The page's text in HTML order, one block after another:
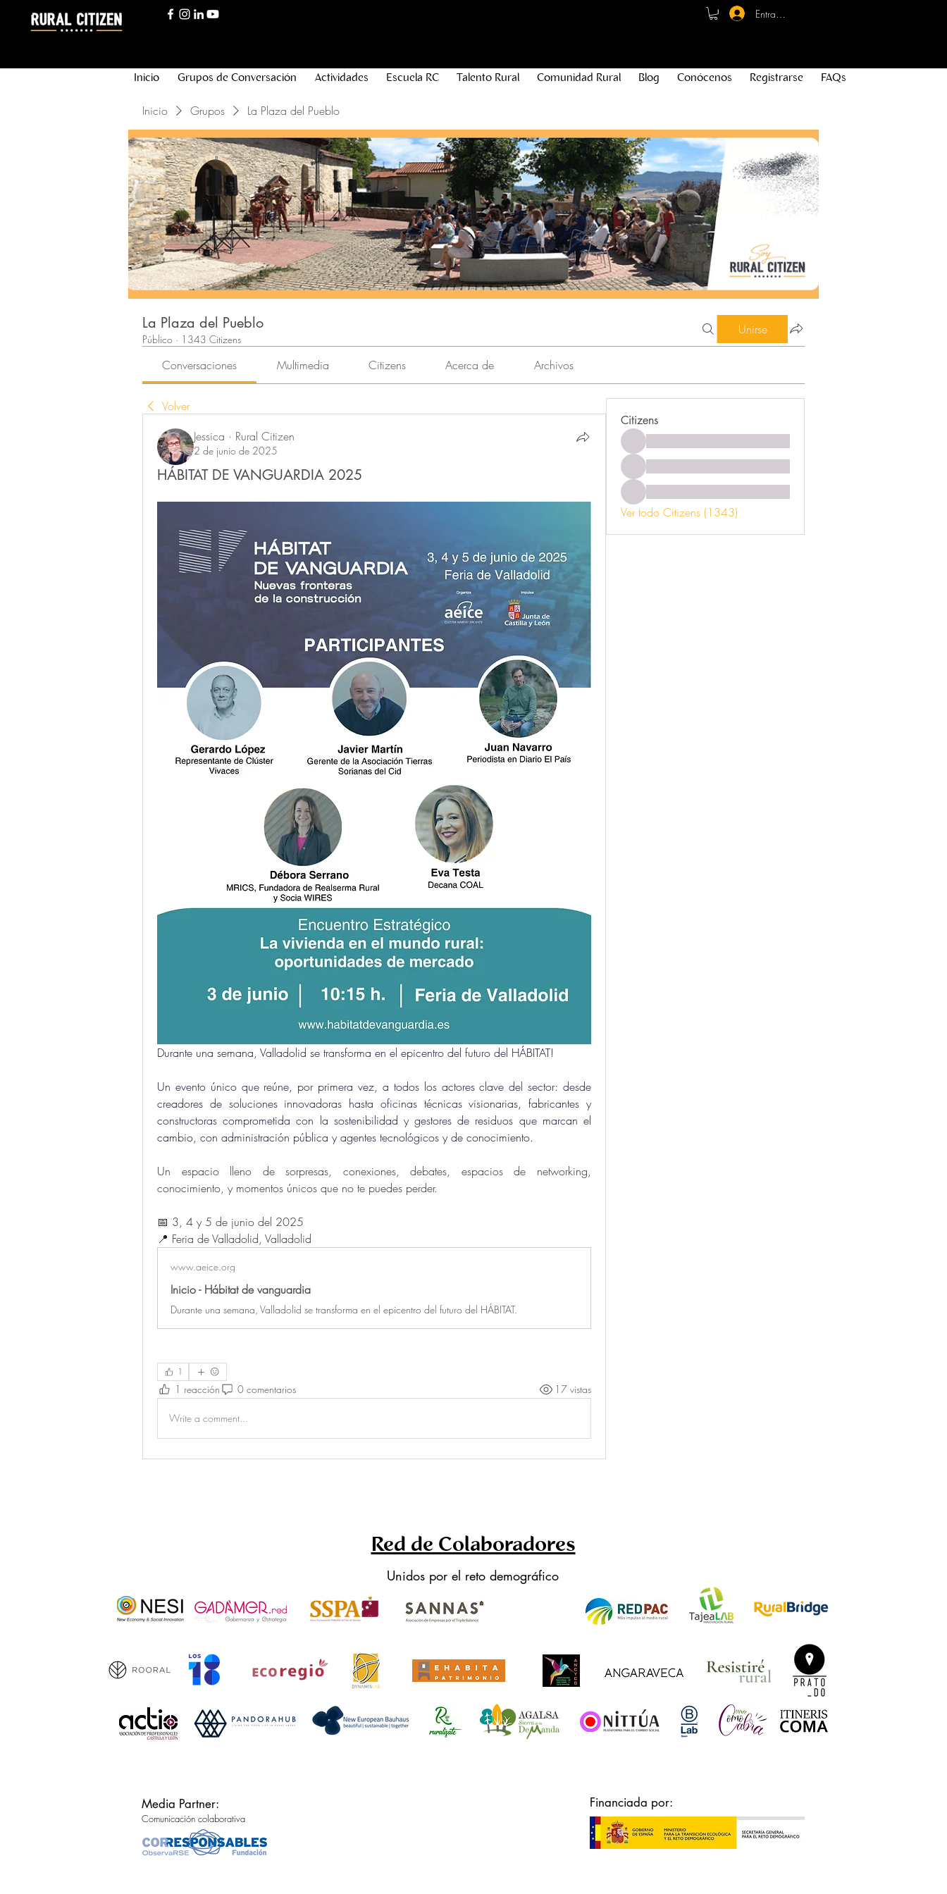
Entrar - Registro
Inicio Grupos de Conversación Actividades Escuela RC Talento Rural Comunidad Rural Blog Conócenos Registrarse FAQs
Inicio Grupos La Plaza del Pueblo
La Plaza del Pueblo
Público · 1343 Citizens
Unirse
Conversaciones Multimedia Citizens Acerca de Archivos
Volver
Jessica · Rural Citizen
2 de junio de 2025
HÁBITAT DE VANGUARDIA 2025
Durante una semana, Valladolid se transforma en el epicentro del futuro del HÁBITAT!
Un evento único que reúne, por primera vez, a todos los actores clave del sector: desde
creadores de soluciones innovadoras hasta oficinas técnicas visionarias, fabricantes y
constructoras comprometida con la sostenibilidad y gestores de residuos que marcan el
cambio, con administración pública y agentes tecnológicos y de conocimiento.
Un espacio lleno de sorpresas, conexiones, debates, espacios de networking,
conocimiento, y momentos únicos que no te puedes perder.
📅 3, 4 y 5 de junio del 2025
📍 Feria de Valladolid, Valladolid
www.aeice.org
Inicio - Hábitat de vanguardia
Durante una semana, Valladolid se transforma en el epicentro del futuro del HÁBITAT.
1
1 reacción 0 comentarios 17 vistas
Write a comment...
Citizens
Ver todo Citizens (1343)
Red de Colaboradores
Unidos por el reto demográfico
Media Partner:
Comunicación colaborativa
Financiada por: